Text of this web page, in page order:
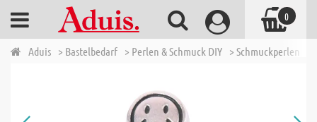
Aduis > Bastelbedarf > Perlen & Schmuck DIY > Schmuckperlen
0